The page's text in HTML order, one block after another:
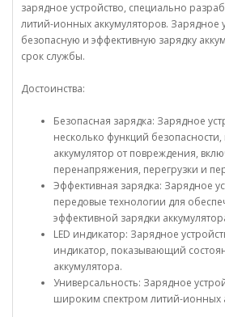
зарядное устройство, специально
литий-ионных аккумуляторов. Зарядное
безопасную и эффективную зарядку
срок службы.
Достоинства:
Безопасная зарядка: Зарядное
несколько функций
аккумулятор от повреждения,
перенапряжения, перегрузки и
Эффективная зарядка: Зарядное
передовые технологии для
эффективной зарядки
LED индикатор: Зарядное
индикатор, показывающий
аккумулятора.
Универсальность: Зарядное
широким спектром литий-ионных